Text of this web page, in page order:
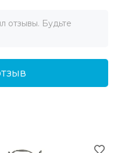
отзывы. Будьте